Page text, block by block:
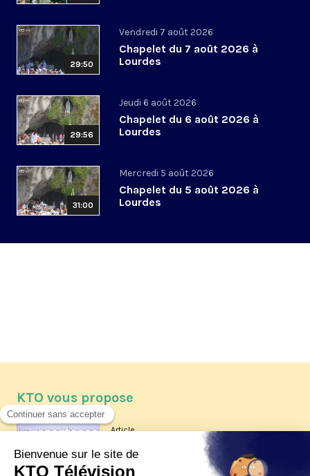
29:50
Vendredi 7 août 2026
Chapelet du 7 août 2026 à
Lourdes
29:56
Jeudi 6 août 2026
Chapelet du 6 août 2026 à
Lourdes
31:00
Mercredi 5 août 2026
Chapelet du 5 août 2026 à
Lourdes
KTO vous propose
Article
Les reportages d'été 2026 de KTO